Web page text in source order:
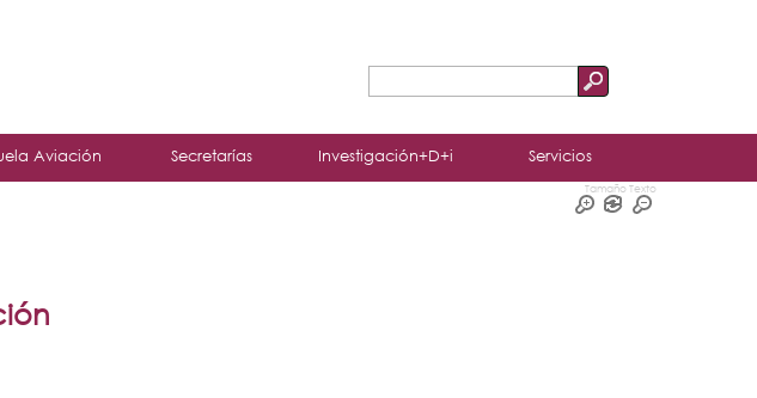
de
Aviación Secretarías Investigación+D+i Servicios
Tamaño Texto